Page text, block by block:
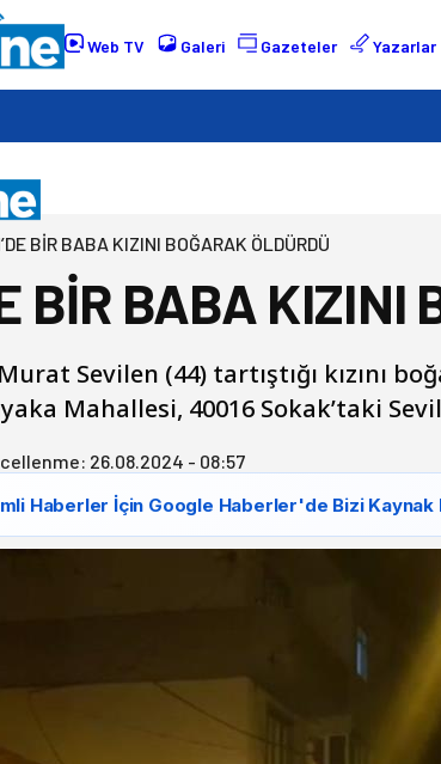
Web TV Galeri Gazeteler Yazarlar
BİR BABA KIZINI BOĞARAK ÖLDÜRDÜ
BİR BABA KIZINI
Sevilen (44) tartıştığı kızını
Mahallesi, 40016 Sokak’taki
26.08.2024 - 08:57
Haberler İçin Google Haberler'de Bizi Kaynak